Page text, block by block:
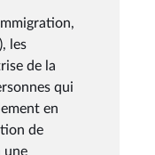
les
de la
qui
en
de
une